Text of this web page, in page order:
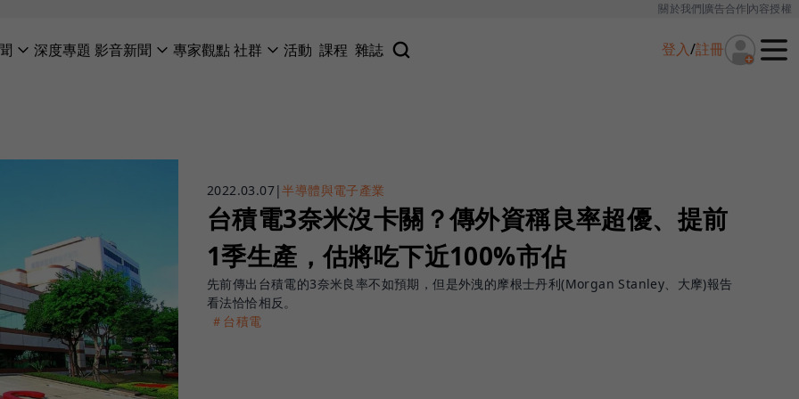
關於我們廣告合作內容授權
深度專題 影音新聞 專家觀點社群 活動 課程 雜誌 登入/註冊
2022.03.07|半導體與電子產業
台積電3奈米沒卡關？傳外資稱良率超優、提前
1季生產，估將吃下近100%市佔
先前傳出台積電的3奈米良率不如預期，但是外洩的摩根士丹利(Morgan Stanley、大摩)報告
看法恰恰相反。
＃台積電